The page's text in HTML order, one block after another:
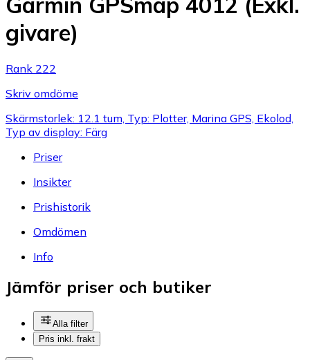
givare)
Rank 222
Skriv omdöme
Skärmstorlek: 12.1 tum, Typ: Plotter, Marina GPS, Ekolod,
Typ av display: Färg
Priser
Insikter
Prishistorik
Omdömen
Info
Jämför priser och butiker
Alla filter
Pris inkl. frakt